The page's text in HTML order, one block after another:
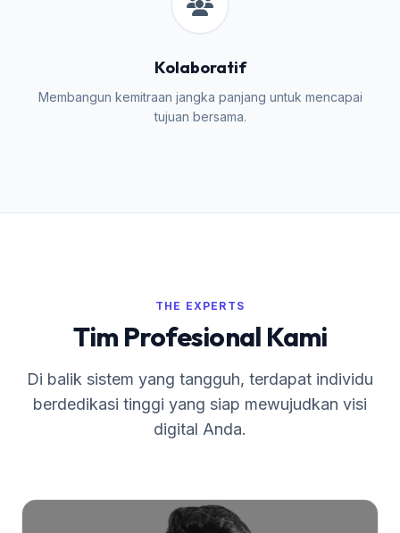
Kolaboratif
Membangun kemitraan jangka panjang untuk mencapai
tujuan bersama.
THE EXPERTS
Tim Profesional Kami
Di balik sistem yang tangguh, terdapat individu
berdedikasi tinggi yang siap mewujudkan visi
digital Anda.